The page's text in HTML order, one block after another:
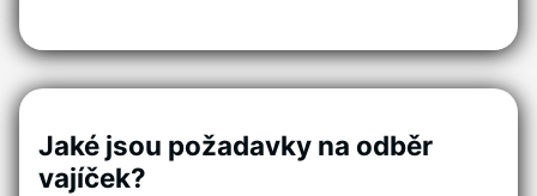
Jaké jsou požadavky na odběr
vajíček?